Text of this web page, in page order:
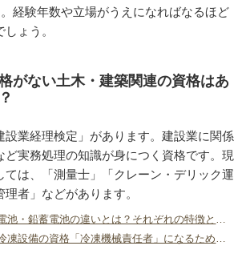
経験年数や立場がうえになればなるほど
ょう。
がない土木・建築関連の資格はあ
設業経理検定」があります。建設業に関係
ど実務処理の知識が身につく資格です。現
ては、「測量士」「クレーン・デリック運
者」などがあります。
アルカリ蓄電池・鉛蓄電池の違いとは？それぞれの特徴と用途について
冷凍機器・冷凍設備の資格「冷凍機械責任者」になるための秘訣は？